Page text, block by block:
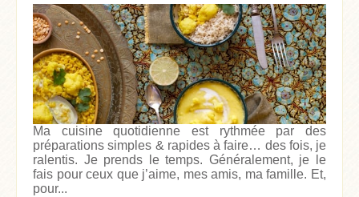
Ma cuisine quotidienne est rythmée par des
préparations simples & rapides à faire… des fois, je
ralentis. Je prends le temps. Généralement, je le
fais pour ceux que j’aime, mes amis, ma famille. Et,
pour...